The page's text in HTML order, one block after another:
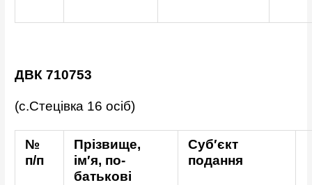
ДВК 710753
(с.Стецівка 16 осіб)
№
п/п
Прізвище,
ім′я, по-
батькові
Суб′єкт
подання